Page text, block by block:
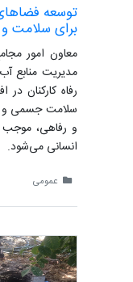
توسعه
برای سلامت
معاون امور
مدیریت منابع
رفاه کارکنان
سلامت جسمی و
و رفاهی، موجب
انسانی می‌شود.
عمومی